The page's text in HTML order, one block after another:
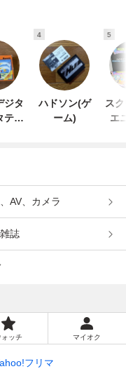
ジタ
テイ
4
ハドソン(ゲ
ーム)
5
ス
エ
AV、カメラ
誌
ォッチ マイオク
フリマ